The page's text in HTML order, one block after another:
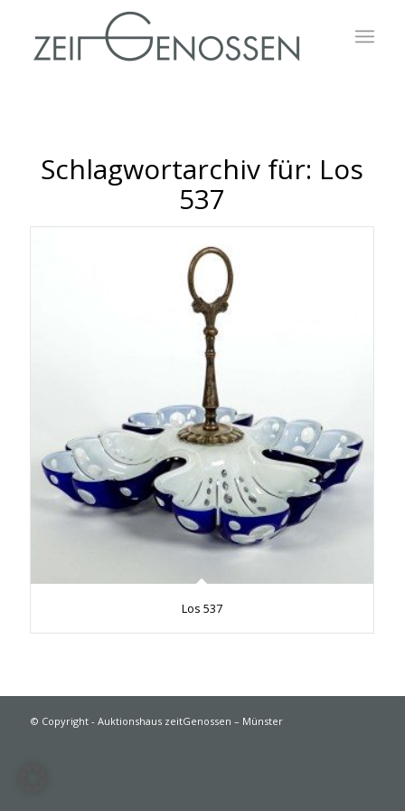
Schlagwortarchiv für: Los
537
Los 537
© Copyright - Auktionshaus zeitGenossen – Münster